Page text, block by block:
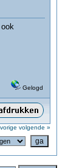
Gelogd
volgende »